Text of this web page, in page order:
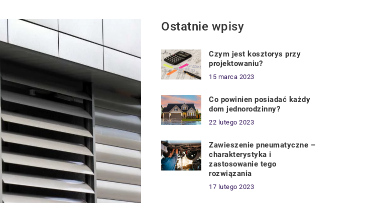
Ostatnie wpisy
Czym jest kosztorys przy
projektowaniu?
15 marca 2023
Co powinien posiadać każdy
dom jednorodzinny?
22 lutego 2023
Zawieszenie pneumatyczne –
charakterystyka i
zastosowanie tego
rozwiązania
17 lutego 2023